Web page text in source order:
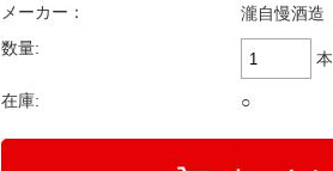
メーカー：
瀧自慢酒造
数量:
本
在庫: ○